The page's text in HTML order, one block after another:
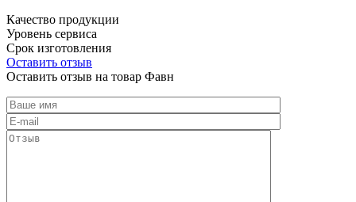
Качество продукции
Уровень сервиса
Срок изготовления
Оставить отзыв
Оставить отзыв на товар Фавн